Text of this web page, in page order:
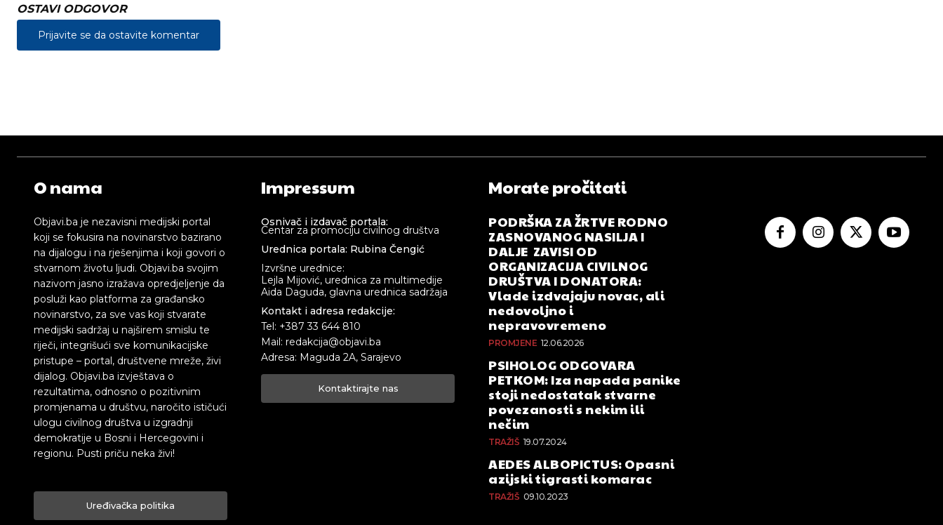
OSTAVI ODGOVOR
Prijavite se da ostavite komentar
O nama
Objavi.ba je nezavisni medijski portal
koji se fokusira na novinarstvo bazirano
na dijalogu i na rješenjima i koji govori o
stvarnom životu ljudi. Objavi.ba svojim
nazivom jasno izražava opredjeljenje da
posluži kao platforma za građansko
novinarstvo, za sve vas koji stvarate
medijski sadržaj u najširem smislu te
riječi, integrišući sve komunikacijske
pristupe – portal, društvene mreže, živi
dijalog. Objavi.ba izvještava o
rezultatima, odnosno o pozitivnim
promjenama u društvu, naročito ističući
ulogu civilnog društva u izgradnji
demokratije u Bosni i Hercegovini i
regionu. Pusti priču neka živi!
Uređivačka politika
Impressum
Osnivač i izdavač portala:
Centar za promociju civilnog društva
Urednica portala: Rubina Čengić
Izvršne urednice:
Lejla Mijović, urednica za multimedije
Aida Daguda, glavna urednica sadržaja
Kontakt i adresa redakcije:
Tel: +387 33 644 810
Mail: redakcija@objavi.ba
Adresa: Maguda 2A, Sarajevo
Kontaktirajte nas
Morate pročitati
PODRŠKA ZA ŽRTVE RODNO
ZASNOVANOG NASILJA I
DALJE ZAVISI OD
ORGANIZACIJA CIVILNOG
DRUŠTVA I DONATORA:
Vlade izdvajaju novac, ali
nedovoljno i
nepravovremeno
PROMJENE 12.06.2026
PSIHOLOG ODGOVARA
PETKOM: Iza napada panike
stoji nedostatak stvarne
povezanosti s nekim ili
nečim
TRAŽIŠ 19.07.2024
AEDES ALBOPICTUS: Opasni
azijski tigrasti komarac
TRAŽIŠ 09.10.2023